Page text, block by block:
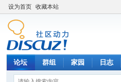
设为首页 收藏本站
论坛 群组 家园 日志